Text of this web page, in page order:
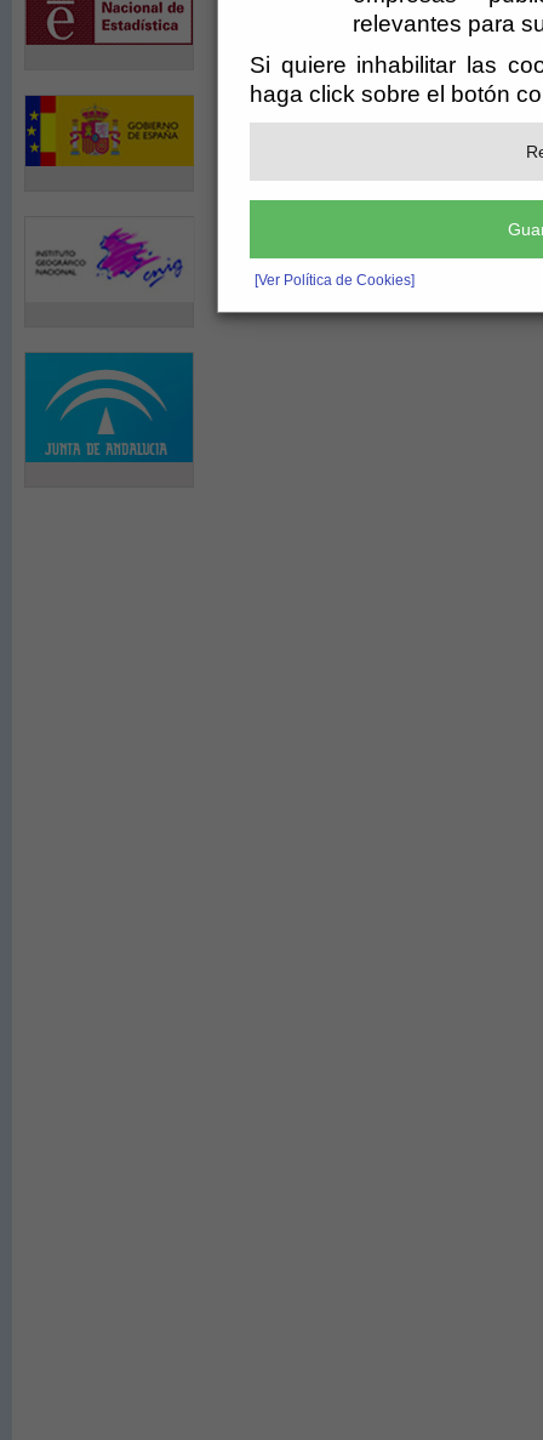
relevantes para
Si quiere inhabilitar las
haga click sobre el botón
[Ver Política de Cookies]
VIIEncuentro_Triptico1.jpg">
VIIEncuentro_Triptico2.jpg">